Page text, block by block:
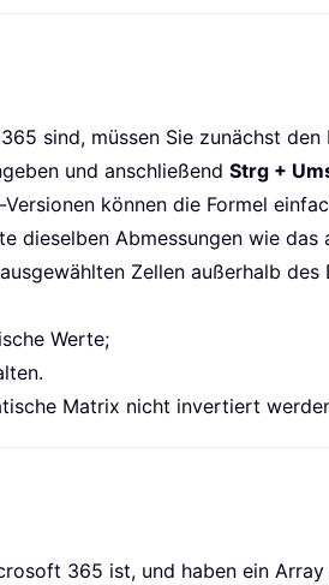
sind, müssen Sie zunächst
und anschließend Strg +
können die Formel
dieselben Abmessungen wie das
Zellen außerhalb
Werte;
Matrix nicht invertiert
365 ist, und haben ein